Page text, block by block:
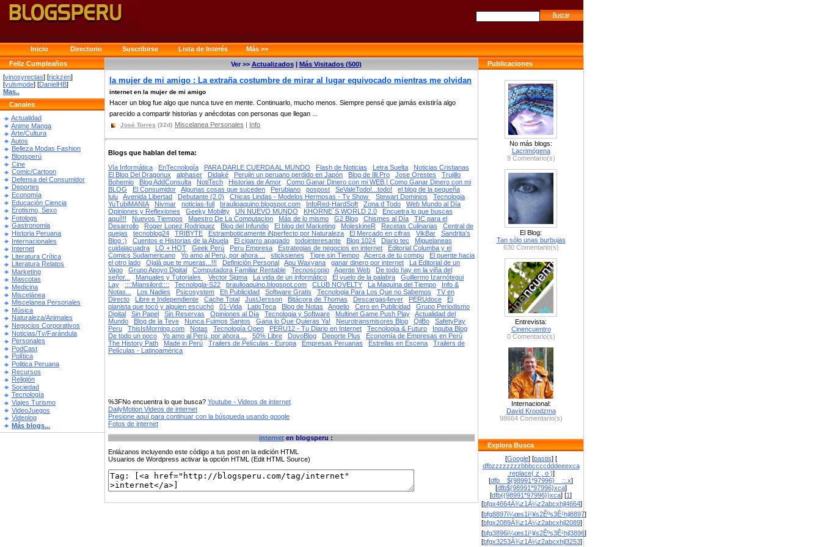
Inicio Directorio Suscribirse Lista de Interés
Más >>
Feliz Cumpleaños
[vinosyrectas] [rickzen]
[yulsmode] [DanielHB]
Mas..
Canales
Actualidad
Anime Manga
Arte/Cultura
Autos
Belleza Modas Fashion
Blogsperú
Cine
Comic/Cartoon
Defensa del Consumidor
Deportes
Economía
Educación Ciencia
Erotismo, Sexo
Fotologs
Gastronomia
Historia Peruana
Internacionales
Internet
Literatura Crítica
Literatura Relatos
Marketing
Mascotas
Medicina
Miscelánea
Miscelanea Personales
Música
Naturaleza/Animales
Negocios Corporativos
Noticias/Tv/Farándula
Personales
PodCast
Política
Politica Peruana
Recursos
Religión
Sociedad
Tecnología
Viajes Turismo
VideoJuegos
Videolog
Más blogs...
Publicaciones
No más blogs:
Lacrimógena
9 Comentario(s)
El Blog:
Tan sólo unas burbujas
630 Comentario(s)
Entrevista:
Cinencuentro
0 Comentario(s)
Internacional:
David Kroodzma
98664 Comentario(s)
Explora Busca
[Google] [pastis] [
dfbzzzzzzzzbbbccccdddeeexca
.replace( z , o )]
[dfb__${98991*97996}__::.x]
[dfb${98991*97996}xca]
[dfb{{98991*97996}}xca] [1]
[bfgx4664À¾z1À¼z2abcxhjl4664]
[bfg8897ï¼œs1ï¹¥s2Êºs3Ê¹hjl8897]
[bfgx2089À¾z1À¼z2abcxhjl2089]
[bfg3896ï¼œs1ï¹¥s2Êºs3Ê¹hjl3896]
[bfgx3253À¾z1À¼z2abcxhjl3253]
Ver >> Actualizados| Más Visitados (500)
la mujer de mi amigo : La extraña costumbre de mirar al lugar equivocado mientras me olvidan
internet en la mujer de mi amigo
Hacer un blog fue algo que nunca tuve en mente. Continuarlo, mucho menos. Siempre pensé que jamás existiría algo
parecido a compartir historias y anécdotas con personas que llegan ...
José Torres (32d) Miscelanea Personales | Info
Blogs que hablan del tema:
Vía Informática
EnTecnología PARA DARLE CUERDA AL MUNDO Flash de Noticias Letra Suelta
Noticias Cristianas
El Blog Del Dragonux
alphaser Didaké Perujin un peruano perdido en Japón Blog de Illi.Pro Jose Orestes
Trujillo
Bohemio
Blog AddConsulta NotiTech Historias de Amor
Como Ganar Dinero con mi WEB | Como Ganar Dinero con mi
BLOG
El Consumidor Algunas cosas que suceden Perubiano pospost SeValeTodo!...todo!
el blog de la pequeña
lulu
Avenida Libertad Debutante (2.0) Chicas Lindas - Modelos Hermosas - Tv Show Stewart Dominios
Tecnologia
YuTubiMANIA
Nivmar noticias-full braulioaquino.blogspot.com InfoRed-HardSoft Zona d Todo
Web Mundo al Día
Opiniones y Reflexiones
Geeky Mobility UN NUEVO MUNDO KHORNE´S WORLD 2.0
Encuetra lo que buscas
aquí!!!
Nuevos Tiempos Maestro De La Computacion Más de lo mismo G2 Blog Chismes al Día
TIC para el
Desarrollo
Roger Lopez Rodriguez Blog del Infundio El blog del Marketing MoleskineR Recetas Culinarias
Central de
quejas
tecnoblog24 TRIBYTE Estramboticamente iNperfecto por Naturaleza El Mercado en cifras VikBar
Sandrita's
Blog :)
Cuentos e Historias de la Abuela El cigarro apagado todointeresante Blog 1024 Diario tec
Miguelaneas
cuidalacuadra
LO + HOT Geek Perú Peru Empresa Estrategias de negocios en internet
Editorial Columba y el
Comics Sudamericano
Yo amo al Perú, por ahora ... sticksienes Tigre sin Tiempo Acerca de tu compu
El puente hacia
el otro lado
Ojalá que te mueras...!!! Definición Personal Apu Waxyana ganar dinero por internet
La Editorial de un
Vago
Grupo Apoyo Digital Computadora Familiar Rentable Tecnoscopio Agente Web
De todo hay en la viña del
señor...
Manuales y Tutoriales Vector Sigma La vida de un informático El vuelo de la palabra
Guillermo Izarnótegui
Lay
::::Miansilord:::: Tecnologia-S22 braulioaquino.blogspot.com CLUB NOVELTY La Maquina del Tiempo
Info &
Notas...
Los Nadies Psicosystem Eh Publicidad Software Gratis Tecnologia Para Los Que no Sabemos
TV en
Directo
Libre e Independiente Cache Total JustJersson Bitácora de Thomas Descargas4ever PERUdoce
El
pianista que tocó y alguien escuchó
01-Vida LatisTeca Blog de Notas Angelio Cero en Publicidad
Grupo Periodismo
Digital
Sin Papel Sin Reservas Opiniones al Día Tecnologia y Software Multinet Game Push Play
Actualidad del
Mundo
Blog de la Teve Nunca Fuimos Santos Gana lo Que Quieras Ya! Neurotransmisores Blog QiiBo
SafetyPay
Peru
ThisIsMorning.com Notas Tecnología Open PERU12 - Tu Diario en Internet Tecnología & Futuro
Inquba Blog
De todo un poco
Yo amo al Perú, por ahora ... 50% Libre DovoBlog Deporte Plus
Economía de Empresas en Perú
The History Path
Made in Perú Trailers de Películas - Europa Empresas Peruanas Estrellas en Escena
Trailers de
Películas - Latinoamérica
%3FNo encuentra lo que busca? Youtube - Videos de internet
DailyMotion Videos de internet
Presione aquí para continuar con la búsqueda usando google
Fotos de internet
internet en blogsperu :
Enlázanos incluyendo este código a tus post en la edición HTML
Usuarios de Wordpress activar la opción HTML (Edit HTML Source)